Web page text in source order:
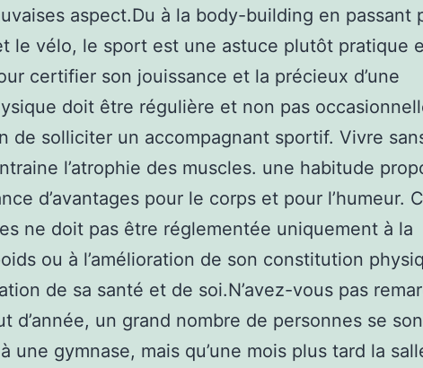
aspect.Du à la body-building en passant
le vélo, le sport est une astuce plutôt pratique
certifier son jouissance et la précieux d’une
doit être régulière et non pas
de solliciter un accompagnant sportif. Vivre
l’atrophie des muscles. une habitude
d’avantages pour le corps et pour l’humeur.
ne doit pas être réglementée uniquement à la
ou à l’amélioration de son constitution
de sa santé et de soi.N’avez-vous pas
d’année, un grand nombre de personnes se
une gymnase, mais qu’une mois plus tard la